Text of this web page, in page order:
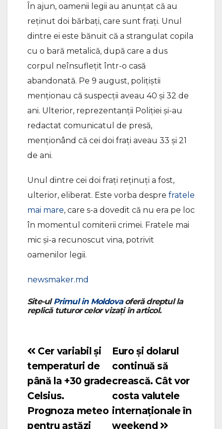
În ajun, oamenii legii au anunțat că au
reținut doi bărbați, care sunt frați. Unul
dintre ei este bănuit că a strangulat copila
cu o bară metalică, după care a dus
corpul neînsuflețit într-o casă
abandonată. Pe 9 august, polițiștii
menționau că suspecții aveau 40 și 32 de
ani. Ulterior, reprezentanții Poliției și-au
redactat comunicatul de presă,
menționând că cei doi frați aveau 33 și 21
de ani.
Unul dintre cei doi frați reținuți a fost,
ulterior, eliberat. Este vorba despre fratele
mai mare, care s-a dovedit că nu era pe loc
în momentul comiterii crimei. Fratele mai
mic și-a recunoscut vina, potrivit
oamenilor legii.
newsmaker.md
Site-ulPrimul in Moldovaoferă dreptul la
replică tuturor celor vizați în articol.
Navigare
în
articole
Euro și dolarul
continuă să
crească. Cât vor
costa valutele
internaționale în
weekend
Cer variabil și
temperaturi de
până la +30 grade
Celsius.
Prognoza meteo
pentru astăzi